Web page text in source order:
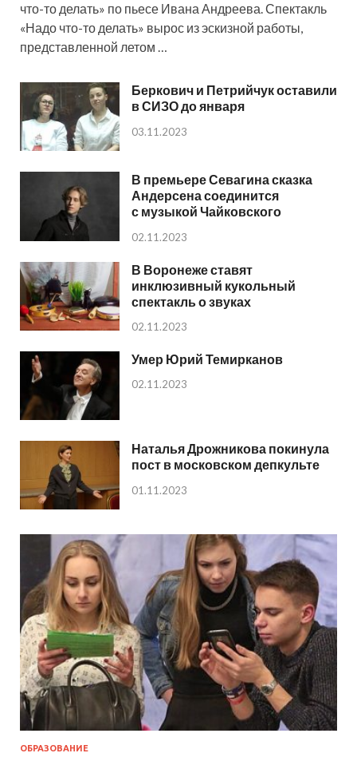
что-то делать» по пьесе Ивана Андреева. Спектакль
«Надо что-то делать» вырос из эскизной работы,
представленной летом …
Беркович и Петрийчук оставили
в СИЗО до января
03.11.2023
В премьере Севагина сказка
Андерсена соединится
с музыкой Чайковского
02.11.2023
В Воронеже ставят
инклюзивный кукольный
спектакль о звуках
02.11.2023
Умер Юрий Темирканов
02.11.2023
Наталья Дрожникова покинула
пост в московском депкульте
01.11.2023
ОБРАЗОВАНИЕ